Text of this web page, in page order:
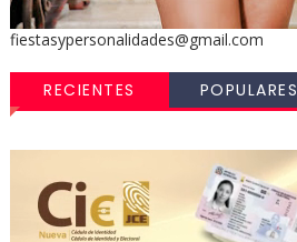
fiestasypersonalidades@gmail.com
RECIENTES POPULARES